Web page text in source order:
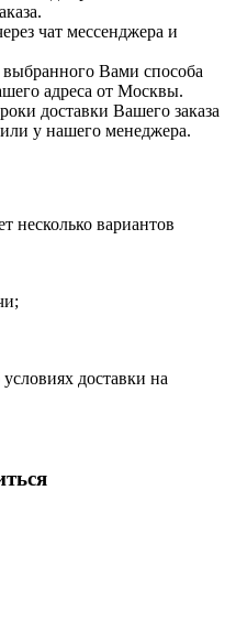
чат мессенджера и
выбранного Вами способа
адреса от Москвы.
доставки Вашего заказа
у нашего менеджера.
несколько вариантов
доставки на